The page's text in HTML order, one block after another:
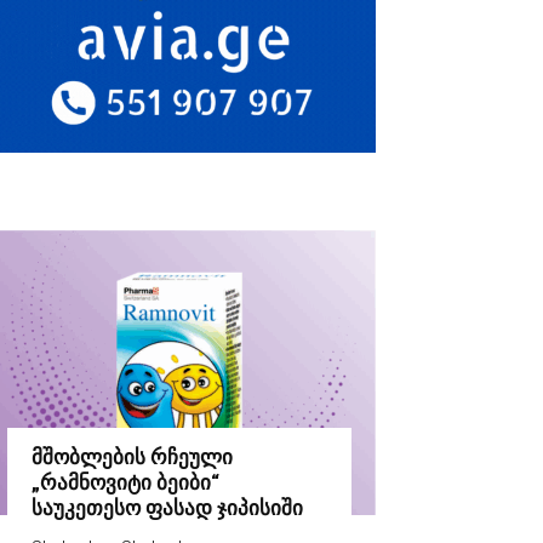
მშობლების რჩეული
„რამნოვიტი ბეიბი“
საუკეთესო ფასად ჯიპისიში